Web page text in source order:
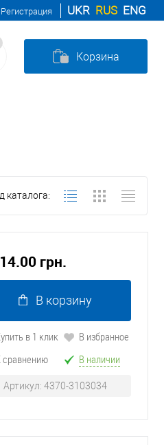
Регистрация UKR RUS ENG
Корзина
каталога:
грн.
В корзину
в 1 клик
В избранное
сравнению
В наличии
Артикул: 4370-3103034